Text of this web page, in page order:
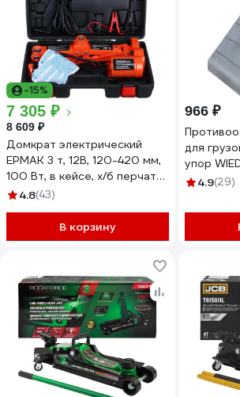
-15%
7 305 ₽
8 609 ₽
Домкрат электрический
ЕРМАК 3 т, 12В, 120-420 мм,
100 Вт, в кейсе, х/б перчатки
с ПВХ 743-006
4.8(43)
В корзину
966 ₽
для
упор
88002
4.9(29)